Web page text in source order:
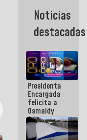
Noticias
destacadas
Presidenta
Encargada
felicita a
Osmaidy
Arias y
Giraly
Marcano por